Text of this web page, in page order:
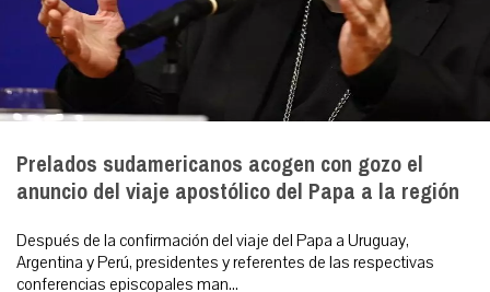
Prelados sudamericanos acogen con gozo el
anuncio del viaje apostólico del Papa a la región
Después de la confirmación del viaje del Papa a Uruguay,
Argentina y Perú, presidentes y referentes de las respectivas
conferencias episcopales man...